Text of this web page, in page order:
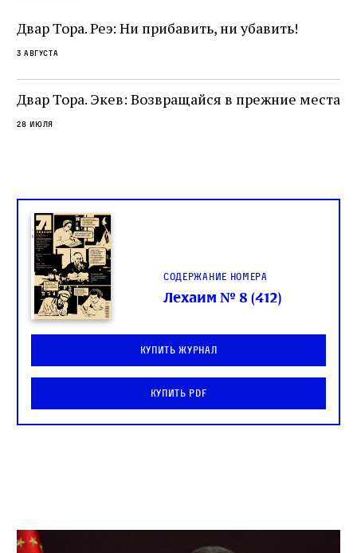
не просто покровитель переводчиков,
окружённый книгами. Перед нами человек,
одно решение которого вызвало возмущение
целой общины и стало частью многовекового
спора о том, кому принадлежит последнее
слово в переводе Библии
Двар Тора. Реэ: Ни прибавить, ни убавить!
3 августа
Двар Тора. Экев: Возвращайся в прежние места
28 июля
Содержание номера
Лехаим № 8 (412)
Купить журнал
Купить PDF